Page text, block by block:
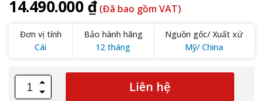
14.490.000 ₫ (Đã bao gồm VAT)
Đơn vị tính
Cái
Bảo hành hãng
12 tháng
Nguồn gốc/ Xuất xứ
Mỹ/ China
Liên hệ